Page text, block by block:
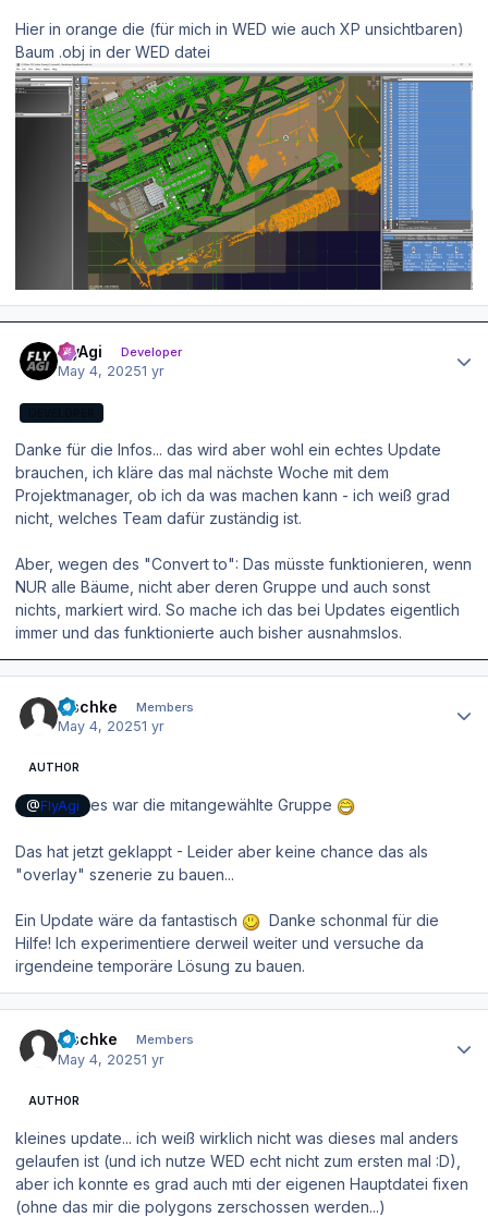
Hier in orange die (für mich in WED wie auch XP unsichtbaren)
Baum .obj in der WED datei
FlyAgi Developer
May 4, 20251 yr
Danke für die Infos... das wird aber wohl ein echtes Update
brauchen, ich kläre das mal nächste Woche mit dem
Projektmanager, ob ich da was machen kann - ich weiß grad
nicht, welches Team dafür zuständig ist.
Aber, wegen des "Convert to": Das müsste funktionieren, wenn
NUR alle Bäume, nicht aber deren Gruppe und auch sonst
nichts, markiert wird. So mache ich das bei Updates eigentlich
immer und das funktionierte auch bisher ausnahmslos.
zischke Members
May 4, 20251 yr
AUTHOR
@FlyAgi es war die mitangewählte Gruppe
Das hat jetzt geklappt - Leider aber keine chance das als
"overlay" szenerie zu bauen...
Ein Update wäre da fantastisch
Danke schonmal für die
Hilfe! Ich experimentiere derweil weiter und versuche da
irgendeine temporäre Lösung zu bauen.
zischke Members
May 4, 20251 yr
AUTHOR
kleines update... ich weiß wirklich nicht was dieses mal anders
gelaufen ist (und ich nutze WED echt nicht zum ersten mal :D),
aber ich konnte es grad auch mti der eigenen Hauptdatei fixen
(ohne das mir die polygons zerschossen werden...)